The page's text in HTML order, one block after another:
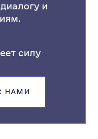
и
силу
НАМИ